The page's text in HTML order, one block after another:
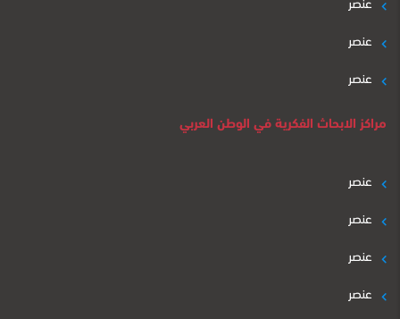
عنصر
عنصر
مراكز الابحاث الفكرية في الوطن العربي
عنصر
عنصر
عنصر
عنصر